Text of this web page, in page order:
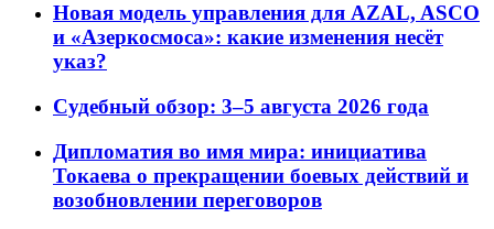
Новая модель управления для AZAL, ASCO
и «Азеркосмоса»: какие изменения несёт
указ?
Судебный обзор: 3–5 августа 2026 года
Дипломатия во имя мира: инициатива
Токаева о прекращении боевых действий и
возобновлении переговоров